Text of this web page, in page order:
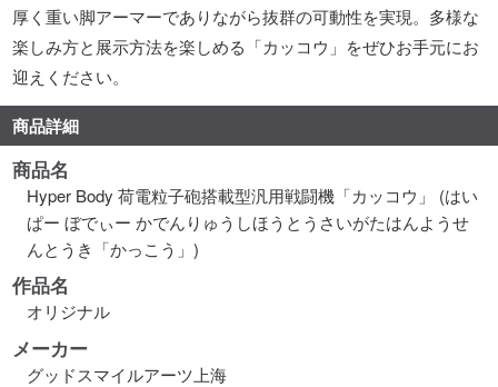
厚く重い脚アーマーでありながら抜群の可動性を実現。多様な
楽しみ方と展示方法を楽しめる「カッコウ」をぜひお手元にお
迎えください。
商品詳細
商品名
Hyper Body 荷電粒子砲搭載型汎用戦闘機「カッコウ」 (はい
ぱー ぼでぃー かでんりゅうしほうとうさいがたはんようせ
んとうき「かっこう」)
作品名
オリジナル
メーカー
グッドスマイルアーツ上海